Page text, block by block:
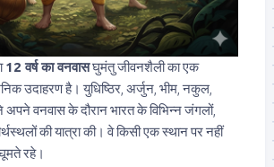
12 वर्ष का वनवासघुमंतु जीवनशैली का एक
उदाहरण है। युधिष्ठिर, अर्जुन, भीम, नकुल,
वनवास के दौरान भारत के विभिन्न जंगलों,
की यात्रा की। वे किसी एक स्थान पर नहीं
रहे।